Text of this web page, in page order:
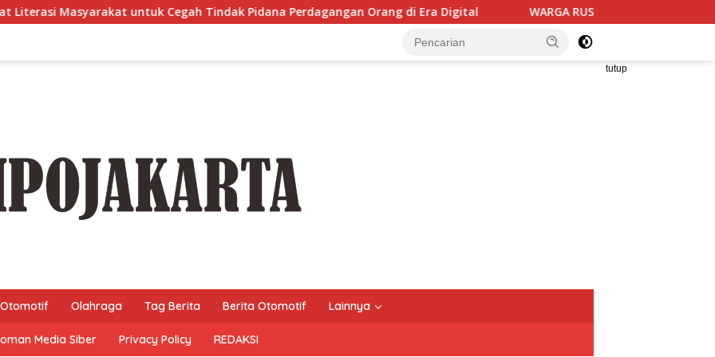
Cegah Tindak Pidana Perdagangan Orang di Era Digital WARGA RUSUN CIBESEL JADI TERSANGKA PENGEDAR
tutup
Otomotif Olahraga Tag Berita Berita Otomotif Lainnya
Media Siber Privacy Policy REDAKSI